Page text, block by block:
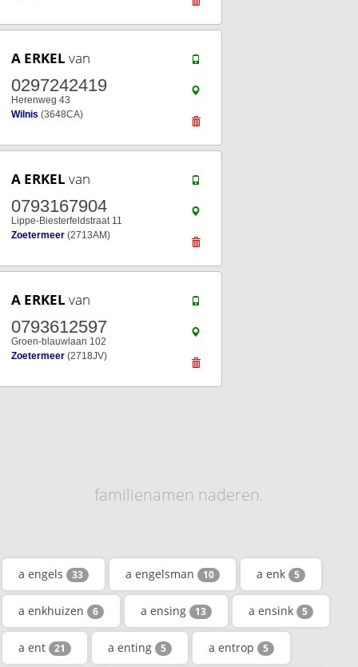
A ERKEL van
0297242419
Herenweg 43
Wilnis (3648CA)
A ERKEL van
0793167904
Lippe-Biesterfeldstraat 11
Zoetermeer (2713AM)
A ERKEL van
0793612597
Groen-blauwlaan 102
Zoetermeer (2718JV)
familienamen naderen.
a engels 33 a engelsman 10 a enk 5
a enkhuizen 6 a ensing 13 a ensink 5
a ent 21 a enting 5 a entrop 5